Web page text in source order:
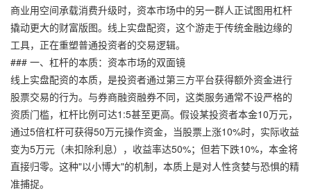
商业用空间承载消费升级时，资本市场中的另一群人正试图用杠杆
撬动更大的财富版图。线上实盘配资，这个游走于传统金融边缘的
工具，正在重塑普通投资者的交易逻辑。
### 一、杠杆的本质：资本市场的双面镜
线上实盘配资的本质，是投资者通过第三方平台获得额外资金进行
股票交易的行为。与券商融资融券不同，这类服务通常不设严格的
资质门槛，杠杆比例可达1:5甚至更高。假设某投资者本金10万元，
通过5倍杠杆可获得50万元操作资金，当股票上涨10%时，实际收益
变为5万元（未扣除利息），收益率达50%；但若下跌10%，本金将
直接归零。这种"以小博大"的机制，本质上是对人性贪婪与恐惧的精
准捕捉。